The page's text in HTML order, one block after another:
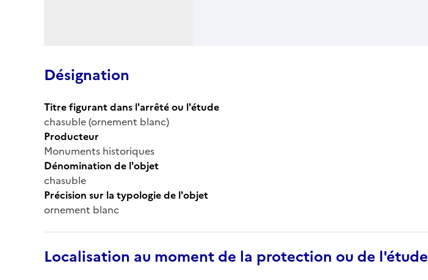
Désignation
Titre figurant dans l'arrêté ou l'étude
chasuble (ornement blanc)
Producteur
Monuments historiques
Dénomination de l'objet
chasuble
Précision sur la typologie de l'objet
ornement blanc
Localisation au moment de la protection ou de l'étude